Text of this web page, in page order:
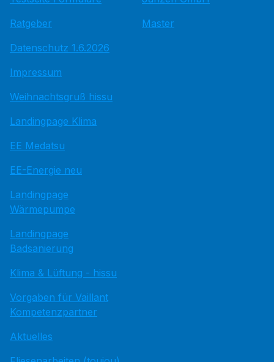
Ratgeber
Datenschutz 1.6.2026
Impressum
Weihnachtsgruß hissu
Landingpage Klima
EE Medatsu
EE-Energie neu
Landingpage
Wärmepumpe
Landingpage
Badsanierung
Klima & Lüftung - hissu
Vorgaben für Vaillant
Kompetenzpartner
Aktuelles
Master